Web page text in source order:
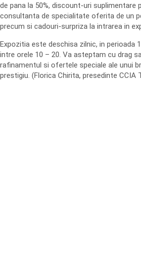
de pana la 50%, discount-uri suplimentare
consultanta de specialitate oferita de un
precum si cadouri-surpriza la intrarea in
Expozitia este deschisa zilnic, in perioada
intre orele 10 – 20. Va asteptam cu drag
rafinamentul si ofertele speciale ale unui
prestigiu. (Florica Chirita, presedinte CCIA